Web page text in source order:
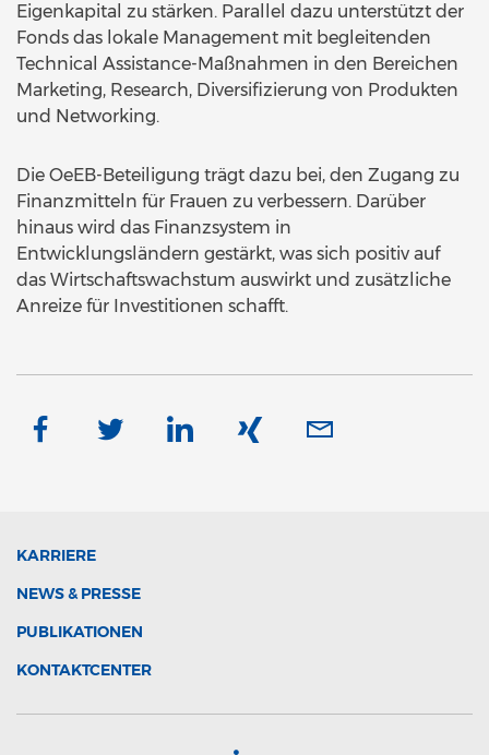
Eigenkapital zu stärken. Parallel dazu unterstützt der
Fonds das lokale Management mit begleitenden
Technical Assistance-Maßnahmen in den Bereichen
Marketing, Research, Diversifizierung von Produkten
und Networking.
Die OeEB-Beteiligung trägt dazu bei, den Zugang zu
Finanzmitteln für Frauen zu verbessern. Darüber
hinaus wird das Finanzsystem in
Entwicklungsländern gestärkt, was sich positiv auf
das Wirtschaftswachstum auswirkt und zusätzliche
Anreize für Investitionen schafft.
KARRIERE
NEWS & PRESSE
PUBLIKATIONEN
KONTAKTCENTER